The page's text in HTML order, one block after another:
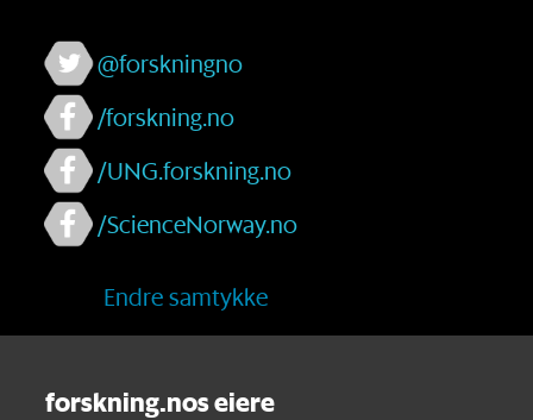
@forskningno
/forskning.no
/UNG.forskning.no
/ScienceNorway.no
Endre samtykke
forskning.nos eiere